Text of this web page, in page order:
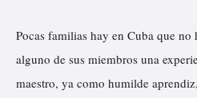
Pocas familias hay en Cuba que no
alguno de sus miembros una
maestro, ya como humilde